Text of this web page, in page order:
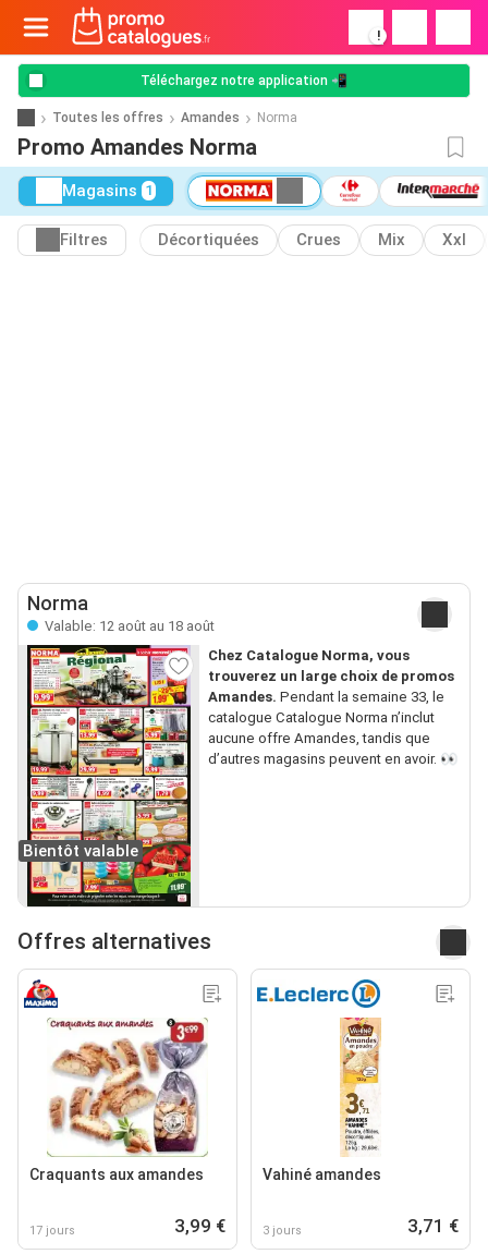
!
Téléchargez notre application 📲
Toutes les offres Amandes Norma
Promo Amandes Norma
Magasins 1
Filtres Décortiquées Crues Mix Xxl
Norma
Valable: 12 août au 18 août
Bientôt valable
Chez Catalogue Norma, vous
trouverez un large choix de promos
Amandes. Pendant la semaine 33, le
catalogue Catalogue Norma n’inclut
aucune offre Amandes, tandis que
d’autres magasins peuvent en avoir. 👀
Offres alternatives
Craquants aux amandes
17 jours 3,99 €
Vahiné amandes
3 jours 3,71 €